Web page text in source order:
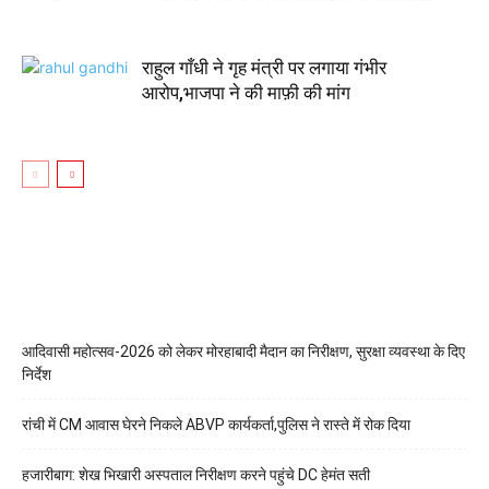
राहुल गाँधी ने गृह मंत्री पर लगाया गंभीर
आरोप,भाजपा ने की माफ़ी की मांग
आदिवासी महोत्सव-2026 को लेकर मोरहाबादी मैदान का निरीक्षण, सुरक्षा व्यवस्था के दिए
निर्देश
रांची में CM आवास घेरने निकले ABVP कार्यकर्ता,पुलिस ने रास्ते में रोक दिया
हजारीबाग: शेख भिखारी अस्पताल निरीक्षण करने पहुंचे DC हेमंत सती